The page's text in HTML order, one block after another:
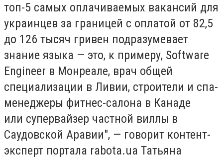
топ-5 самых оплачиваемых вакансий для
украинцев за границей с оплатой от 82,5
до 126 тысяч гривен подразумевает
знание языка — это, к примеру, Software
Engineer в Монреале, врач общей
специализации в Ливии, строители и спа-
менеджеры фитнес-салона в Канаде
или супервайзер частной виллы в
Саудовской Аравии", — говорит контент-
эксперт портала rabota.ua Татьяна